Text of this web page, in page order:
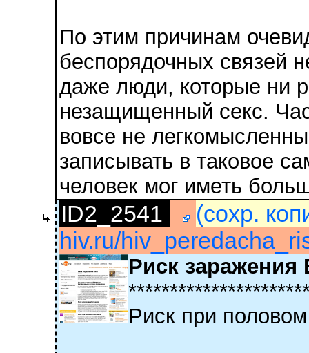
По этим причинам
беспорядочных связей
даже люди, которые ни
незащищенный секс.
вовсе не
записывать в таковое
человек мог иметь
ID2_2541
(сохр.
hiv.ru/
Риск
Риск при половом